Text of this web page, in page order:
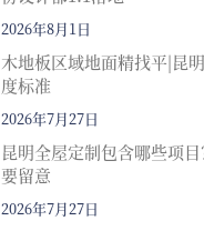
2026年8月1日
木地板区域地面精找平|昆
度标准
2026年7月27日
昆明全屋定制包含哪些项
要留意
2026年7月27日